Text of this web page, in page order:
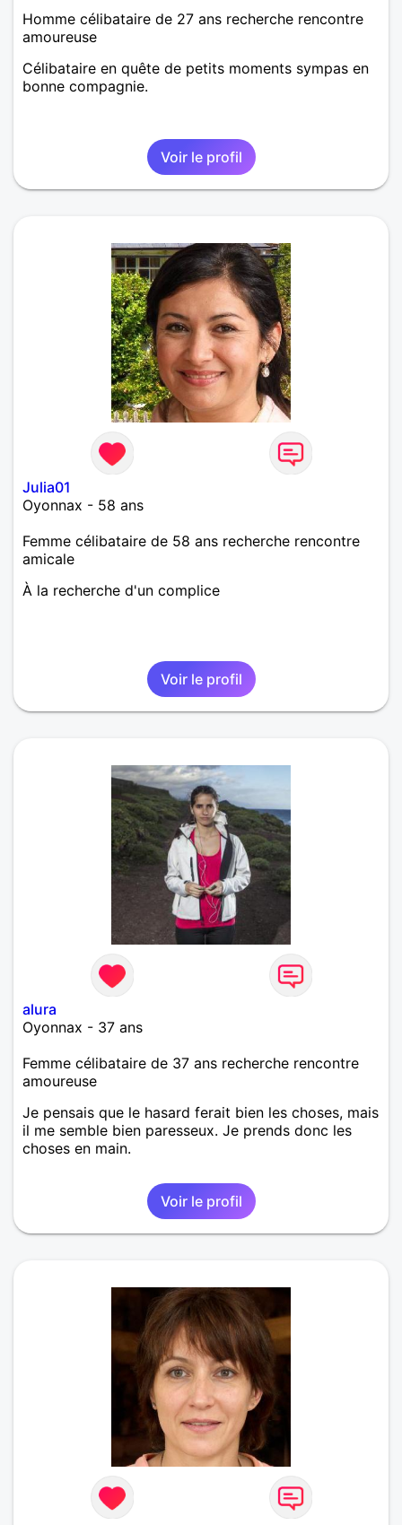
Homme célibataire de 27 ans recherche rencontre
amoureuse
Célibataire en quête de petits moments sympas en
bonne compagnie.
Voir le profil
Julia01
Oyonnax - 58 ans
Femme célibataire de 58 ans recherche rencontre
amicale
À la recherche d'un complice
Voir le profil
alura
Oyonnax - 37 ans
Femme célibataire de 37 ans recherche rencontre
amoureuse
Je pensais que le hasard ferait bien les choses, mais
il me semble bien paresseux. Je prends donc les
choses en main.
Voir le profil